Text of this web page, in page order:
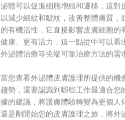
泌體可以促進細胞增殖和遷移，這
以減少細紋和皺紋，改善整體膚質
的有機活性，它直接影響皮膚細胞
健康、更有活力，這一點從中可以
外泌體治療等尖端可靠治療方法的需
當您查看外泌體皮膚護理所提供的
趨勢，還要認識到哪些工作最適合
據的建議，將護膚體驗轉變為更個人
還是剛開始您的皮膚護理之旅，將